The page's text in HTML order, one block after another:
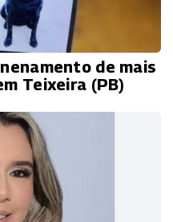
de mais
Teixeira (PB)